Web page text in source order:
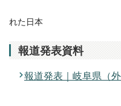
（1492
れた日本
報道発表資料
報道発表｜岐阜県（外